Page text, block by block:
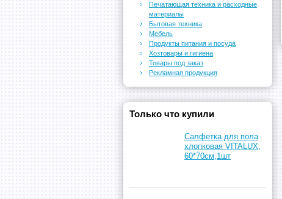
Печатающая техника и расходные
материалы
Бытовая техника
Мебель
Продукты питания и посуда
Хозтовары и гигиена
Товары под заказ
Рекламная продукция
Только что купили
Салфетка для пола
хлопковая VITALUX,
60*70см,1шт